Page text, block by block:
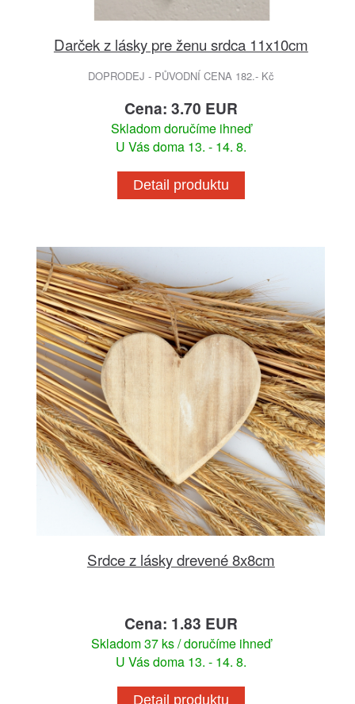
Darček z lásky pre ženu srdca 11x10cm
DOPRODEJ - PŮVODNÍ CENA 182.- Kč
Cena: 3.70 EUR
Skladom doručíme ihneď
U Vás doma 13. - 14. 8.
Detail produktu
Srdce z lásky drevené 8x8cm
Cena: 1.83 EUR
Skladom 37 ks / doručíme ihneď
U Vás doma 13. - 14. 8.
Detail produktu